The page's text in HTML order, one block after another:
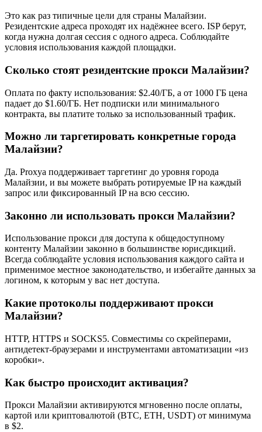
Это как раз типичные цели для страны Малайзии.
Резидентские адреса проходят их надёжнее всего. ISP берут,
когда нужна долгая сессия с одного адреса. Соблюдайте
условия использования каждой площадки.
Сколько стоят резидентские прокси Малайзии?
Оплата по факту использования: $2.40/ГБ, а от 1000 ГБ цена
падает до $1.60/ГБ. Нет подписки или минимального
контракта, вы платите только за использованный трафик.
Можно ли таргетировать конкретные города
Малайзии?
Да. Proxya поддерживает таргетинг до уровня города
Малайзии, и вы можете выбрать ротируемые IP на каждый
запрос или фиксированный IP на всю сессию.
Законно ли использовать прокси Малайзии?
Использование прокси для доступа к общедоступному
контенту Малайзии законно в большинстве юрисдикций.
Всегда соблюдайте условия использования каждого сайта и
применимое местное законодательство, и избегайте данных за
логином, к которым у вас нет доступа.
Какие протоколы поддерживают прокси
Малайзии?
HTTP, HTTPS и SOCKS5. Совместимы со скрейперами,
антидетект-браузерами и инструментами автоматизации «из
коробки».
Как быстро происходит активация?
Прокси Малайзии активируются мгновенно после оплаты,
картой или криптовалютой (BTC, ETH, USDT) от минимума
в $2.